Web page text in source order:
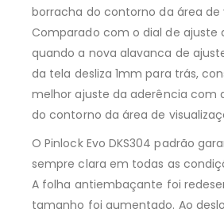
borracha do contorno da área de
Comparado com o dial de ajuste
quando a nova alavanca de
da tela desliza 1mm para trás,
melhor ajuste da aderência com
do contorno da área de
O Pinlock Evo DKS304 padrão
sempre clara em todas as
A folha antiembaçante foi
tamanho foi aumentado. Ao